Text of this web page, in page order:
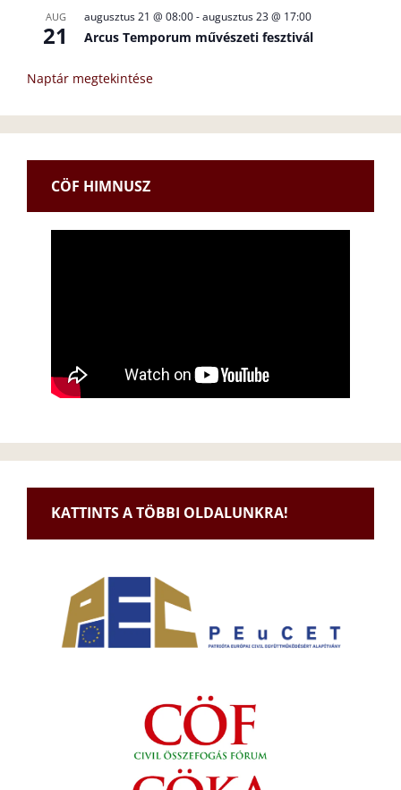
AUG
21
augusztus 21 @ 08:00-augusztus 23 @ 17:00
Arcus Temporum művészeti fesztivál
Naptár megtekintése
CÖF HIMNUSZ
KATTINTS A TÖBBI OLDALUNKRA!